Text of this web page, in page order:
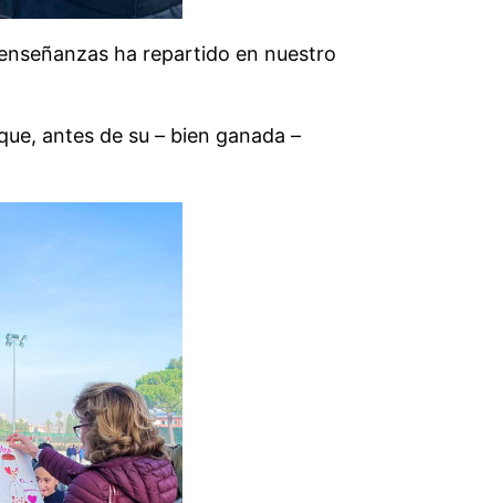
ha repartido en nuestro
antes de su – bien ganada –